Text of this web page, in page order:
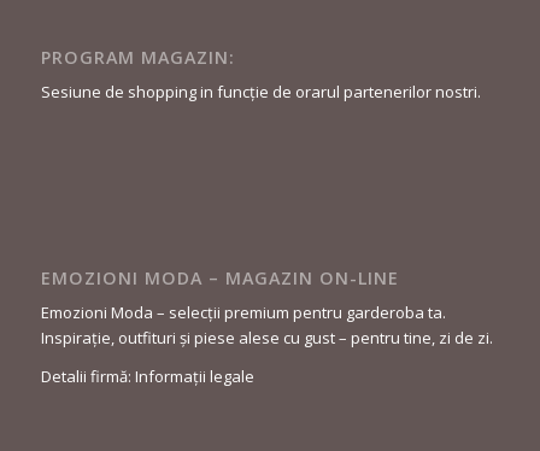
PROGRAM MAGAZIN:
Sesiune de shopping in funcție de orarul partenerilor nostri.
EMOZIONI MODA – MAGAZIN ON-LINE
Emozioni Moda – selecții premium pentru garderoba ta.
Inspirație, outfituri și piese alese cu gust – pentru tine, zi de zi.
Detalii firmă: Informații legale